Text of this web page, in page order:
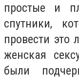
простые и
спутники,
провести это
женская
были